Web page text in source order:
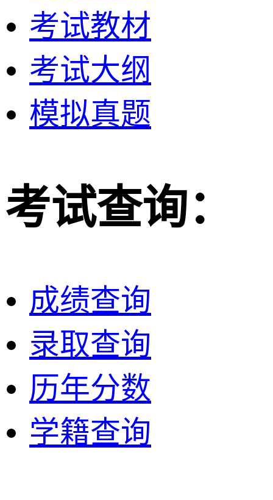
考试教材
考试大纲
模拟真题
考试查询：
成绩查询
录取查询
历年分数
学籍查询